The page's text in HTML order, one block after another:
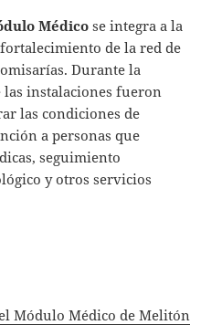
Médicose integra a la
de la red de
Durante la
instalaciones fueron
las condiciones de
a personas que
seguimiento
y otros servicios
Módulo Médico de Melitón